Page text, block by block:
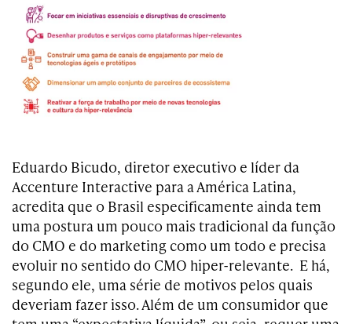
Eduardo Bicudo, diretor executivo e líder da
Accenture Interactive para a América Latina,
acredita que o Brasil especificamente ainda tem
uma postura um pouco mais tradicional da função
do CMO e do marketing como um todo e precisa
evoluir no sentido do CMO hiper-relevante. E há,
segundo ele, uma série de motivos pelos quais
deveriam fazer isso. Além de um consumidor que